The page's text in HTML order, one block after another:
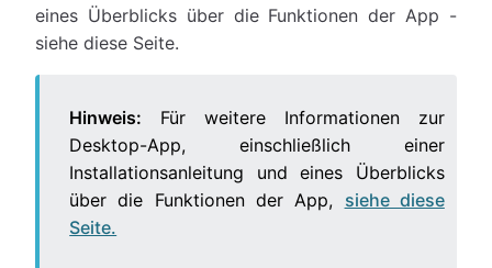
eines Überblicks über die Funktionen der App -
siehe diese Seite.
Hinweis: Für weitere Informationen zur
Desktop-App, einschließlich einer
Installationsanleitung und eines Überblicks
über die Funktionen der App, siehe diese
Seite.